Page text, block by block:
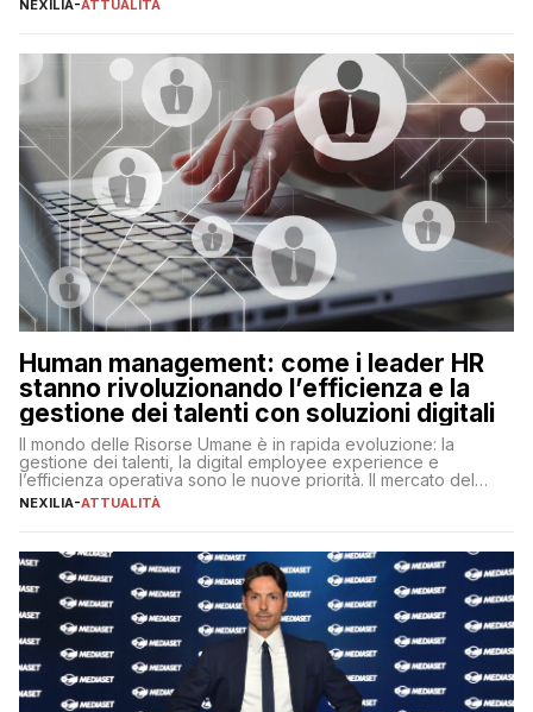
operazioni, bensì comporta […]
NEXILIA-ATTUALITÀ
Human management: come i leader HR
stanno rivoluzionando l’efficienza e la
gestione dei talenti con soluzioni digitali
Il mondo delle Risorse Umane è in rapida evoluzione: la
gestione dei talenti, la digital employee experience e
l’efficienza operativa sono le nuove priorità. Il mercato del
lavoro, d’altra parte, è sempre più competitivo con una lotta
NEXILIA-ATTUALITÀ